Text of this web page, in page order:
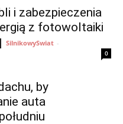
i zabezpieczenia
z fotowoltaiki
SilnikowySwiat -
0
by
auta